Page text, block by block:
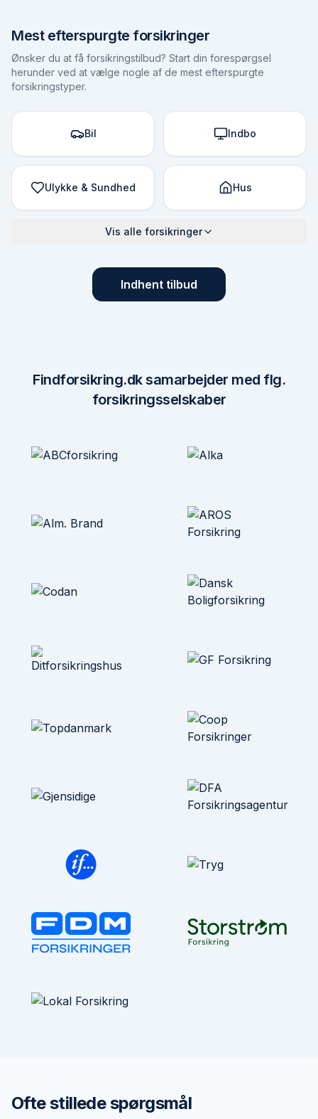
Mest efterspurgte forsikringer
Ønsker du at få forsikringstilbud? Start din forespørgsel
herunder ved at vælge nogle af de mest efterspurgte
forsikringstyper.
Bil Indbo
Ulykke & Sundhed Hus
Vis alle forsikringer
Indhent tilbud
Findforsikring.dk samarbejder med flg.
forsikringsselskaber
Ofte stillede spørgsmål